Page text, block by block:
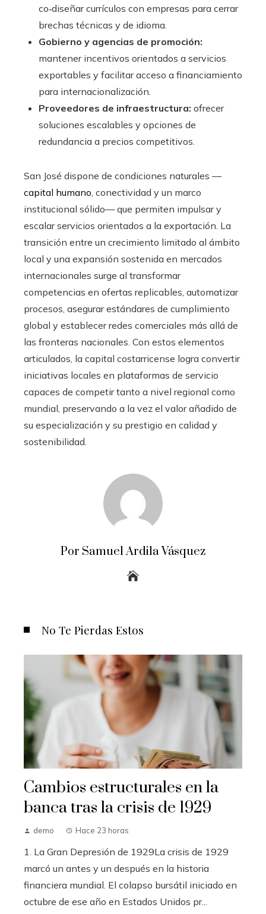
co‑diseñar currículos con empresas para cerrar
brechas técnicas y de idioma.
Gobierno y agencias de promoción:
mantener incentivos orientados a servicios
exportables y facilitar acceso a financiamiento
para internacionalización.
Proveedores de infraestructura: ofrecer
soluciones escalables y opciones de
redundancia a precios competitivos.
San José dispone de condiciones naturales —
capital humano, conectividad y un marco
institucional sólido— que permiten impulsar y
escalar servicios orientados a la exportación. La
transición entre un crecimiento limitado al ámbito
local y una expansión sostenida en mercados
internacionales surge al transformar
competencias en ofertas replicables, automatizar
procesos, asegurar estándares de cumplimiento
global y establecer redes comerciales más allá de
las fronteras nacionales. Con estos elementos
articulados, la capital costarricense logra convertir
iniciativas locales en plataformas de servicio
capaces de competir tanto a nivel regional como
mundial, preservando a la vez el valor añadido de
su especialización y su prestigio en calidad y
sostenibilidad.
Por Samuel Ardila Vásquez
No Te Pierdas Estos
Cambios estructurales en la
banca tras la crisis de 1929
demo Hace 23 horas
1. La Gran Depresión de 1929La crisis de 1929
marcó un antes y un después en la historia
financiera mundial. El colapso bursátil iniciado en
octubre de ese año en Estados Unidos pr...